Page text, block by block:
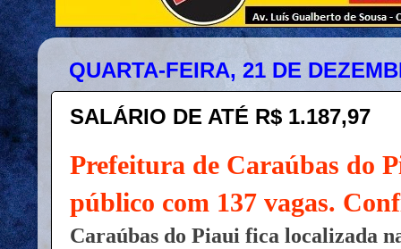
QUARTA-FEIRA, 21 DE
SALÁRIO DE ATÉ R$ 1.187,97
Prefeitura de Caraúbas do
público com 137 vagas.
Caraúbas do Piaui fica localizada